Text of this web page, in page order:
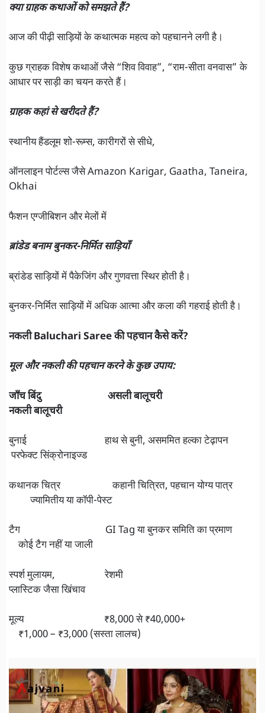
क्या ग्राहक कथाओं को समझते हैं?
आज की पीढ़ी साड़ियों के कथात्मक महत्व को पहचानने लगी है।
कुछ ग्राहक विशेष कथाओं जैसे “शिव विवाह”, “राम-सीता वनवास” के
आधार पर साड़ी का चयन करते हैं।
ग्राहक कहां से खरीदते हैं?
स्थानीय हैंडलूम शो-रूम्स, कारीगरों से सीधे,
ऑनलाइन पोर्टल्स जैसे Amazon Karigar, Gaatha, Taneira,
Okhai
फैशन एग्जीबिशन और मेलों में
ब्रांडेड बनाम बुनकर-निर्मित साड़ियाँ
ब्रांडेड साड़ियों में पैकेजिंग और गुणवत्ता स्थिर होती है।
बुनकर-निर्मित साड़ियों में अधिक आत्मा और कला की गहराई होती है।
नकली Baluchari Saree की पहचान कैसे करें?
मूल और नकली की पहचान करने के कुछ उपाय:
जाँच बिंदु असली बालूचरी
नकली बालूचरी
बुनाई हाथ से बुनी, असममित हल्का टेढ़ापन
परफेक्ट सिंक्रोनाइज्ड
कथानक चित्र कहानी चित्रित, पहचान योग्य पात्र
ज्यामितीय या कॉपी-पेस्ट
टैग GI Tag या बुनकर समिति का प्रमाण
कोई टैग नहीं या जाली
स्पर्श मुलायम, रेशमी
प्लास्टिक जैसा खिंचाव
मूल्य ₹8,000 से ₹40,000+
₹1,000 – ₹3,000 (सस्ता लालच)